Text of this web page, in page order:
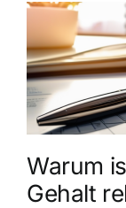
Warum
Gehalt